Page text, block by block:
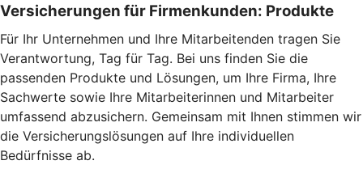
Versicherungen für Firmenkunden: Produkte
Für Ihr Unternehmen und Ihre Mitarbeitenden tragen Sie
Verantwortung, Tag für Tag. Bei uns finden Sie die
passenden Produkte und Lösungen, um Ihre Firma, Ihre
Sachwerte sowie Ihre Mitarbeiterinnen und Mitarbeiter
umfassend abzusichern. Gemeinsam mit Ihnen stimmen wir
die Versicherungslösungen auf Ihre individuellen
Bedürfnisse ab.